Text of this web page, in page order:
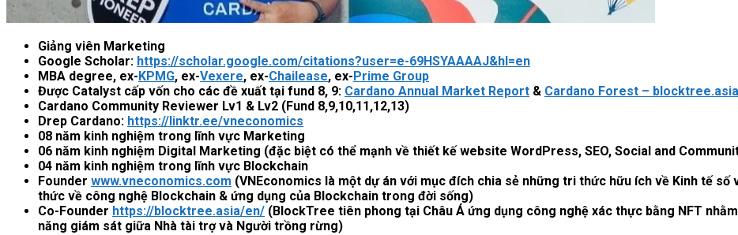
Giảng viên Marketing
Google Scholar: https://scholar.google.com/citations?user=e-69HSYAAAAJ&hl=en
MBA degree, ex- KPMG, ex-Vexere, ex-Chailease, ex- Prime Group
Được Catalyst cấp vốn cho các đề xuất tại fund 8, 9: Cardano Annual Market Report & Cardano Forest – blocktree.asia
Cardano Community Reviewer Lv1 & Lv2 (Fund 8,9,10,11,12,13)
Drep Cardano: https://linktr.ee/vneconomics
08 năm kinh nghiệm trong lĩnh vực Marketing
06 năm kinh nghiệm Digital Marketing (đặc biệt có thể mạnh về thiết kế website WordPress, SEO, Social and
04 năm kinh nghiệm trong lĩnh vực Blockchain
Founder www.vneconomics.com (VNEconomics là một dự án với mục đích chia sẻ những tri thức hữu ích về Kinh tế số
thức về công nghệ Blockchain & ứng dụng của Blockchain trong đời sống)
Co-Founder https://blocktree.asia/en/ (BlockTree tiên phong tại Châu Á ứng dụng công nghệ xác thực bằng NFT
năng giám sát giữa Nhà tài trợ và Người trồng rừng)